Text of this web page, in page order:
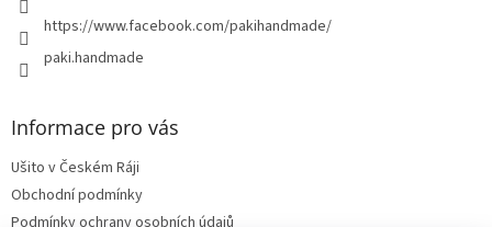
https://www.facebook.com/pakihandmade/
paki.handmade
Informace pro vás
Ušito v Českém Ráji
Obchodní podmínky